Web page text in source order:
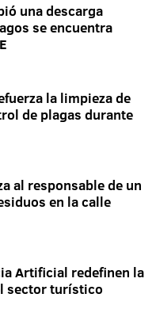
una descarga
se encuentra
la limpieza de
de plagas durante
al responsable de un
en la calle
Artificial redefinen la
sector turístico